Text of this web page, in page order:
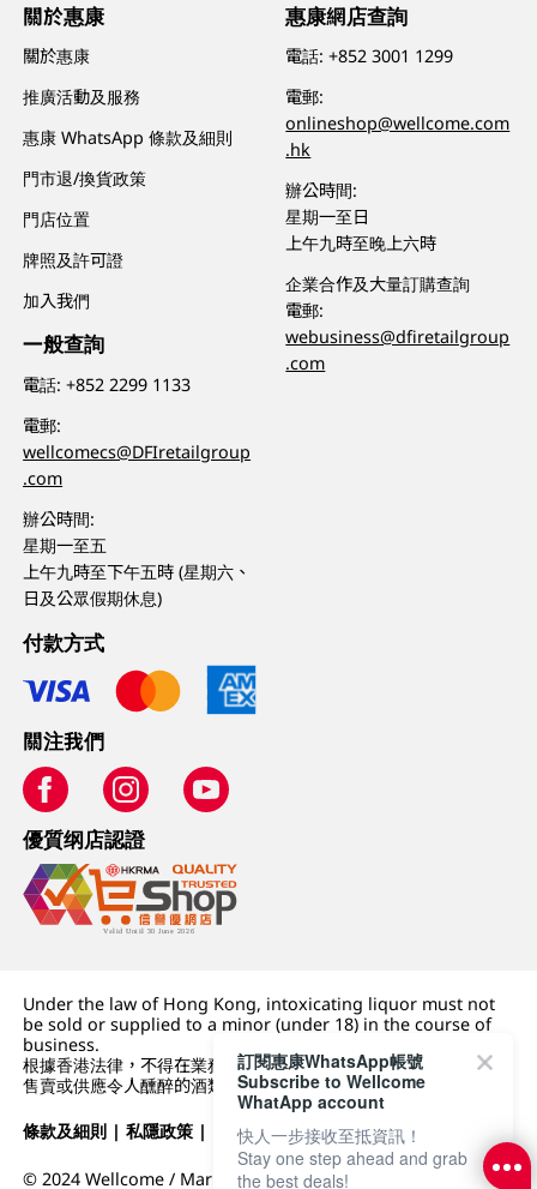
關於惠康
關於惠康
推廣活動及服務
惠康 WhatsApp 條款及細則
門市退/換貨政策
門店位置
牌照及許可證
加入我們
一般查詢
電話:+852 2299 1133
電郵:
wellcomecs@DFIretailgroup
.com
辦公時間:
星期一至五
上午九時至下午五時 (星期六、
日及公眾假期休息)
惠康網店查詢
電話:+852 3001 1299
電郵:
onlineshop@wellcome.com
.hk
辦公時間:
星期一至日
上午九時至晚上六時
企業合作及大量訂購查詢
電郵:
webusiness@dfiretailgroup
.com
付款方式
關注我們
優質纲店認證
Under the law of Hong Kong, intoxicating liquor must not
be sold or supplied to a minor (under 18) in the course of
business.
根據香港法律，不得在業務過程中，向未成年人 (18 歲以下人士)
售賣或供應令人醺醉的酒類。
條款及細則 |私隱政策 | DFI零售集團
© 2024 Wellcome / Market Place. The Dairy Farm Company
訂閱惠康WhatsApp帳號
Subscribe to Wellcome
WhatApp account
快人一步接收至抵資訊！
Stay one step ahead and grab
the best deals!